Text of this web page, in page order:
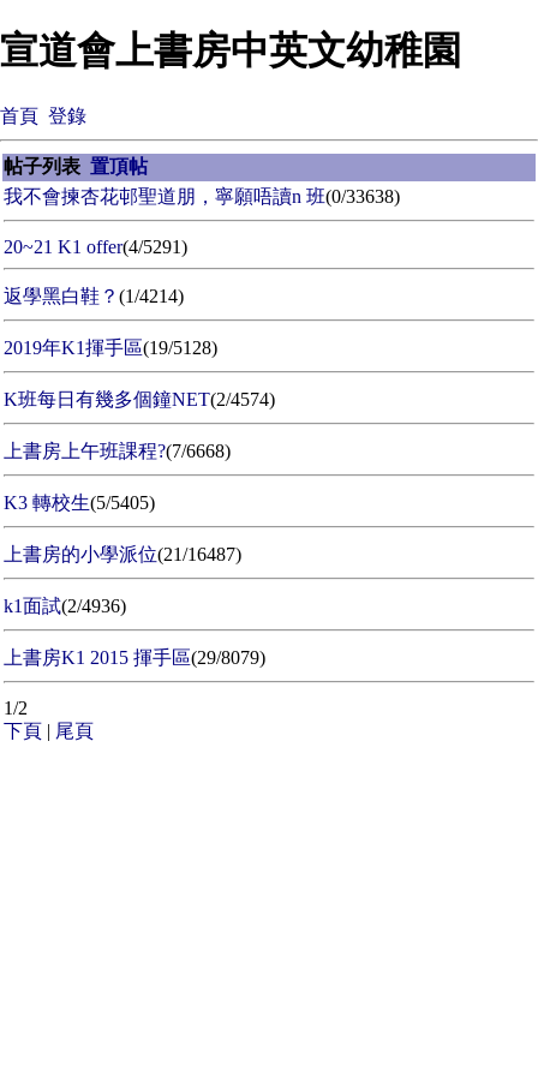
宣道會上書房中英文幼稚園
首頁 登錄
帖子列表 置頂帖
我不會揀杏花邨聖道朋，寧願唔讀n 班(0/33638)
20~21 K1 offer(4/5291)
返學黑白鞋？ (1/4214)
2019年K1揮手區(19/5128)
K班每日有幾多個鐘NET(2/4574)
上書房上午班課程?(7/6668)
K3 轉校生(5/5405)
上書房的小學派位(21/16487)
k1面試(2/4936)
上書房K1 2015 揮手區(29/8079)
1/2
下頁 | 尾頁